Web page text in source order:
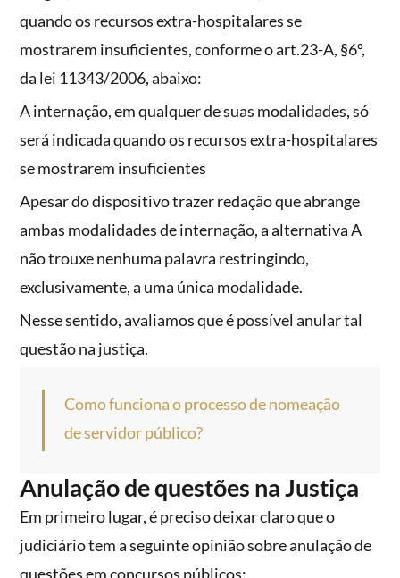
quando os recursos extra-hospitalares se
mostrarem insuficientes, conforme o art.23-A, §6º,
da lei 11343/2006, abaixo:
A internação, em qualquer de suas modalidades, só
será indicada quando os recursos extra-hospitalares
se mostrarem insuficientes
Apesar do dispositivo trazer redação que abrange
ambas modalidades de internação, a alternativa A
não trouxe nenhuma palavra restringindo,
exclusivamente, a uma única modalidade.
Nesse sentido, avaliamos que é possível anular tal
questão na justiça.
Como funciona o processo de nomeação
de servidor público?
Anulação de questões na Justiça
Em primeiro lugar, é preciso deixar claro que o
judiciário tem a seguinte opinião sobre anulação de
questões em concursos públicos: